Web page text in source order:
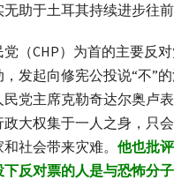
助于土耳其持续进步往前
（CHP）为首的主要反
发起向修宪公投说“不”
党主席克勒奇达尔奥卢表
政大权集于一人之身，只
社会带来灾难。 他也批
下反对票的人是与恐怖分